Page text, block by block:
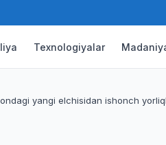
Texnologiyalar
yangi elchisidan ishonch